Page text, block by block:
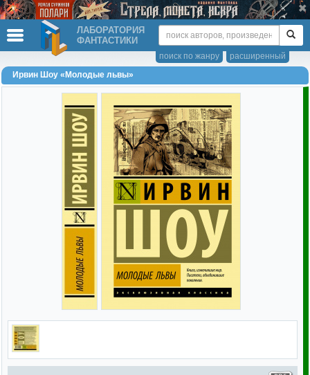
ЛАБОРАТОРИЯ
ФАНТАСТИКИ
расширенный
поиск по жанру
Ирвин Шоу «Молодые львы»